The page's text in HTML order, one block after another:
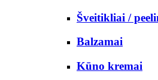
Šveitikliai /
Balzamai
Kūno kremai